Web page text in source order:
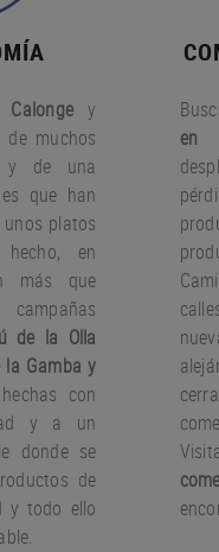
Calonge y
de muchos
y
de una
que han
unos platos
,
en
más que
campañas
de la Olla
la Gamba y
hechas con
y a un
donde se
de
y todo ello
en